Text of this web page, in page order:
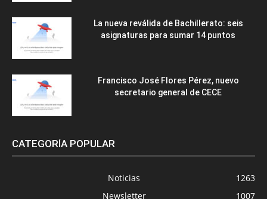
La nueva reválida de Bachillerato: seis
asignaturas para sumar 14 puntos
Francisco José Flores Pérez, nuevo
secretario general de CECE
CATEGORÍA POPULAR
Noticias
1263
Newsletter
1007